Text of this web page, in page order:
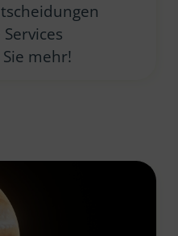
mehr!